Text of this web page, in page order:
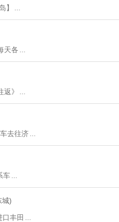
】
天各
》
去往济
车
城)
丰田